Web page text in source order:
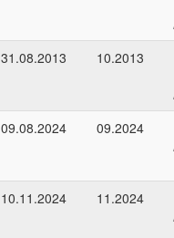
31.08.2013
10.2013
09.08.2024
09.2024
10.11.2024 11.2024